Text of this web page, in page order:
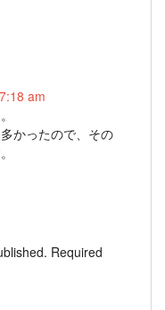
am
かったので、その
Required